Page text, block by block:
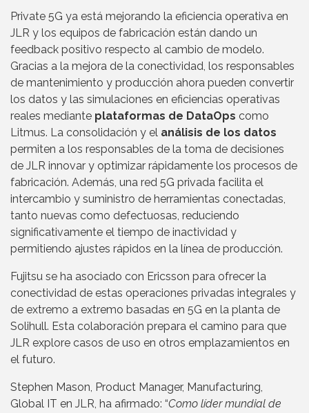
Private 5G ya está mejorando la eficiencia operativa en
JLR y los equipos de fabricación están dando un
feedback positivo respecto al cambio de modelo.
Gracias a la mejora de la conectividad, los responsables
de mantenimiento y producción ahora pueden convertir
los datos y las simulaciones en eficiencias operativas
reales mediante plataformas de DataOps como
Litmus. La consolidación y el análisis de los datos
permiten a los responsables de la toma de decisiones
de JLR innovar y optimizar rápidamente los procesos de
fabricación. Además, una red 5G privada facilita el
intercambio y suministro de herramientas conectadas,
tanto nuevas como defectuosas, reduciendo
significativamente el tiempo de inactividad y
permitiendo ajustes rápidos en la línea de producción.
Fujitsu se ha asociado con Ericsson para ofrecer la
conectividad de estas operaciones privadas integrales y
de extremo a extremo basadas en 5G en la planta de
Solihull. Esta colaboración prepara el camino para que
JLR explore casos de uso en otros emplazamientos en
el futuro.
Stephen Mason, Product Manager, Manufacturing,
Global IT en JLR, ha afirmado: “Como líder mundial de